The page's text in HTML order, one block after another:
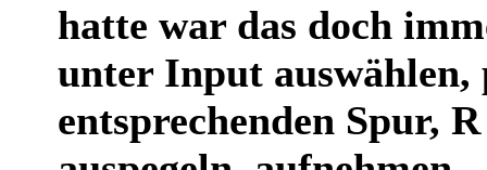
hatte war das doch
unter Input auswählen,
entsprechenden Spur,